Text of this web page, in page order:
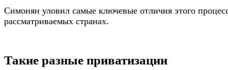
Симонян уловил самые ключевые отличия этого
рассматриваемых странах.
Такие разные приватизации